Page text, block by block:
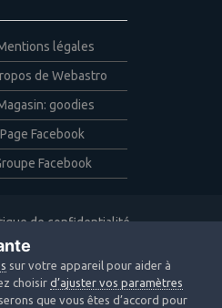
légales
de Webastro
goodies
Page Facebook
Facebook
de confidentialité
2020 Webastro
Community
sur votre appareil pour aider à
choisird’ajuster vos paramètres
que vous êtes d’accord pour